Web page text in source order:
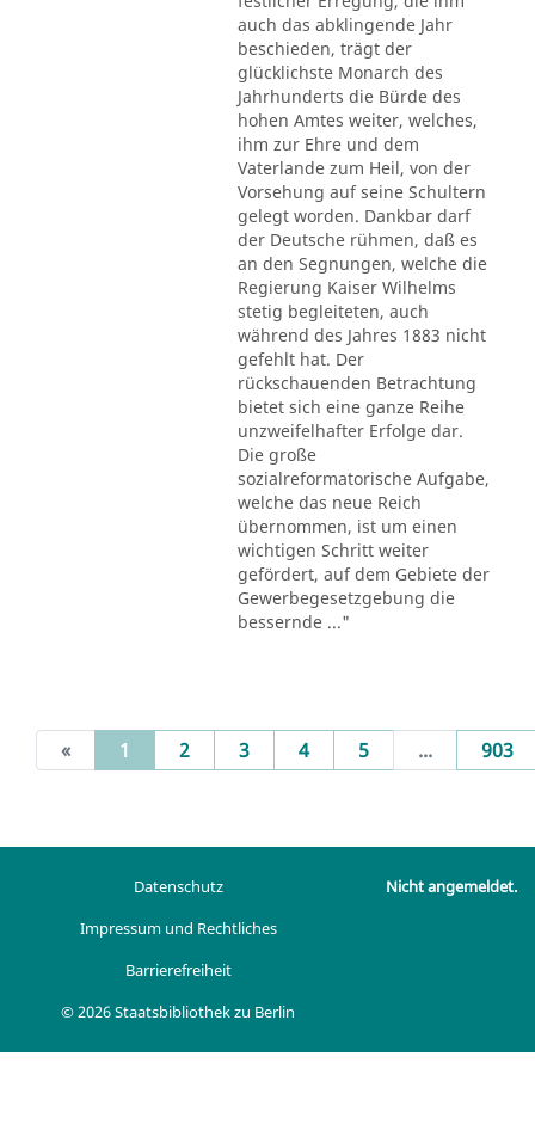
auch das abklingende Jahr
beschieden, trägt der
glücklichste Monarch des
Jahrhunderts die Bürde des
hohen Amtes weiter, welches,
ihm zur Ehre und dem
Vaterlande zum Heil, von der
Vorsehung auf seine Schultern
gelegt worden. Dankbar darf
der Deutsche rühmen, daß es
an den Segnungen, welche die
Regierung Kaiser Wilhelms
stetig begleiteten, auch
während des Jahres 1883 nicht
gefehlt hat. Der
rückschauenden Betrachtung
bietet sich eine ganze Reihe
unzweifelhafter Erfolge dar.
Die große
sozialreformatorische Aufgabe,
welche das neue Reich
übernommen, ist um einen
wichtigen Schritt weiter
gefördert, auf dem Gebiete der
Gewerbegesetzgebung die
bessernde ..."
« 1 (current)
2 3 4 5 ... 903
Datenschutz
Impressum und Rechtliches
Barrierefreiheit
© 2026 Staatsbibliothek zu Berlin
Nicht angemeldet.